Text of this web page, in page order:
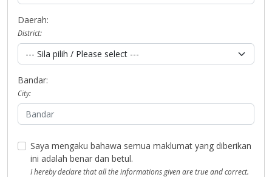
Daerah:
District:
Bandar:
City:
Saya mengaku bahawa semua maklumat yang diberikan
ini adalah benar dan betul.
I hereby declare that all the informations given are true and correct.